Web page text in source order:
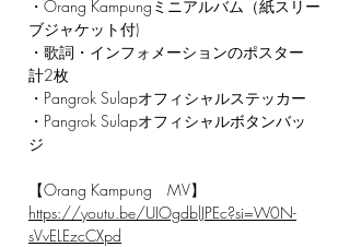
・Orang Kampungミニアルバム（紙スリー
ブジャケット付)
・歌詞・インフォメーションのポスター
計2枚
・Pangrok Sulapオフィシャルステッカー
・Pangrok Sulapオフィシャルボタンバッ
ジ
【Orang Kampung MV】
https://youtu.be/UIOgdblJPEc?si=W0N-
sVvELEzcCXpd